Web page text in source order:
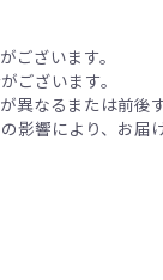
ざいます。
ございます。
なるまたは前後
響により、お届